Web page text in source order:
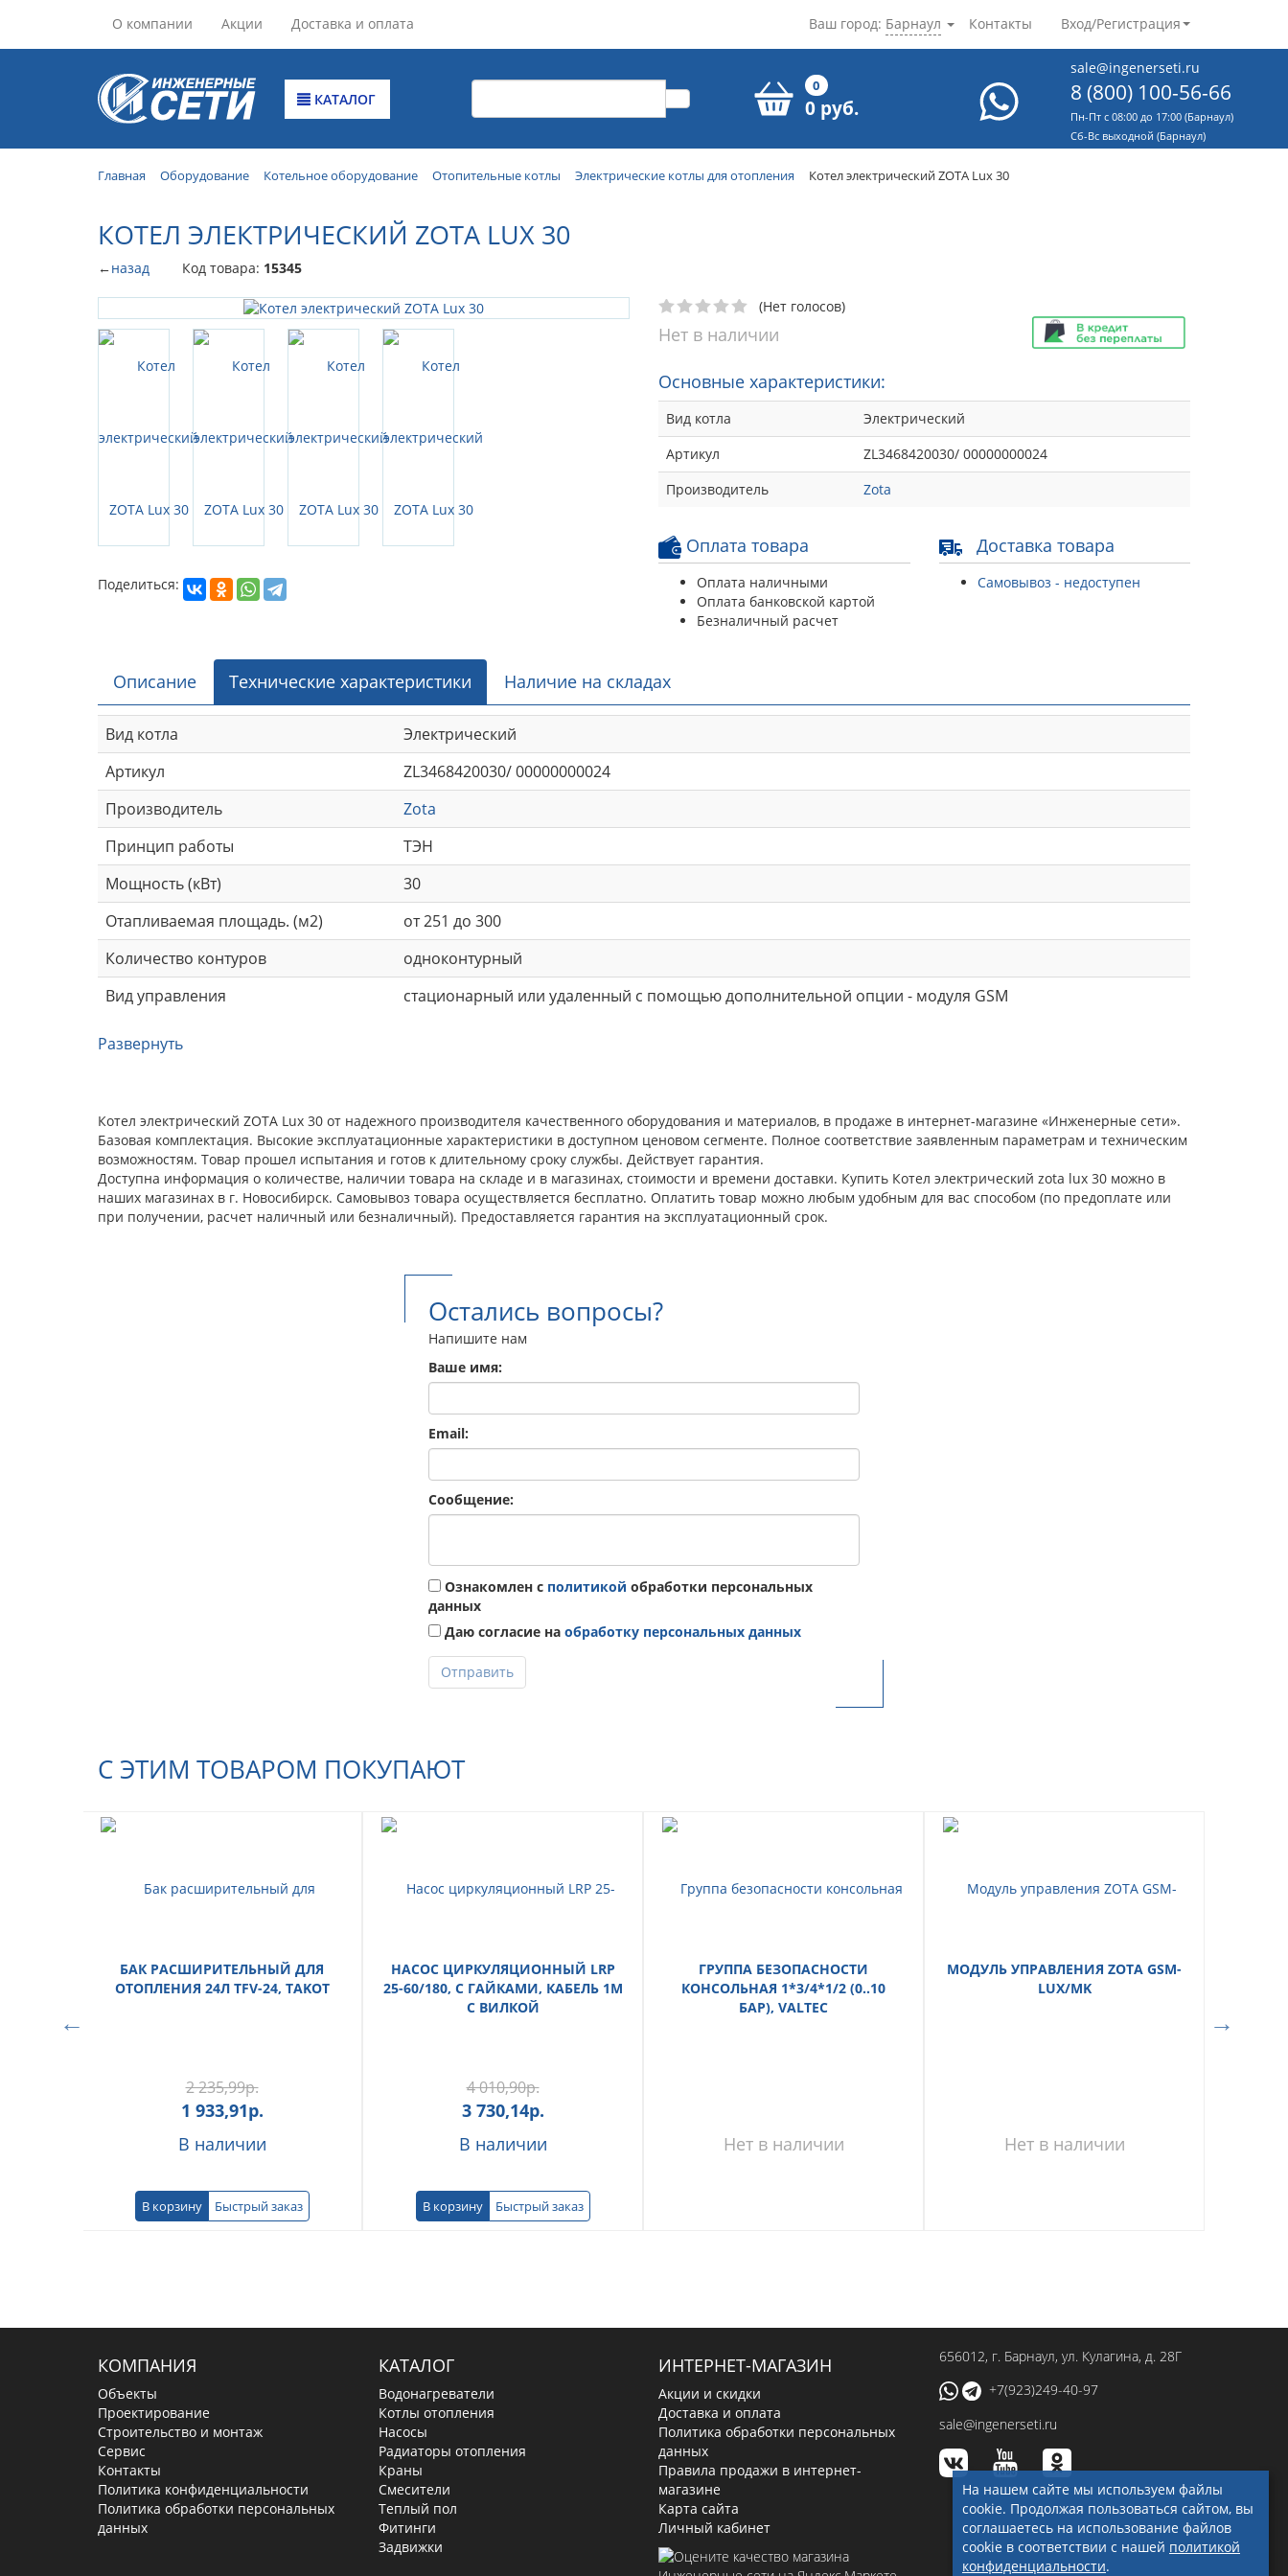
О компании Акции Доставка и оплата Контакты Вход/Регистрация
Ваш город: Барнаул
КАТАЛОГ
0
0 руб.
sale@ingenerseti.ru
8 (800) 100-56-66
Пн-Пт с 08:00 до 17:00 (Барнаул)
Cб-Вс выходной (Барнаул)
Главная Оборудование Котельное оборудование Отопительные котлы Электрические котлы для отопления Котел электрический ZOTA Lux 30
КОТЕЛ ЭЛЕКТРИЧЕСКИЙ ZOTA LUX 30
←назад Код товара: 15345
Поделиться:
(Нет голосов)
Нет в наличии
Основные характеристики:
Вид котла
Электрический
Артикул
ZL3468420030/ 00000000024
Производитель
Zota
Оплата товара
Оплата наличными
Оплата банковской картой
Безналичный расчет
Доставка товара
Самовывоз - недоступен
Описание Технические характеристики Наличие на складах
Вид котла
Электрический
Артикул
ZL3468420030/ 00000000024
Производитель
Zota
Принцип работы
ТЭН
Мощность (кВт)
30
Отапливаемая площадь. (м2)
от 251 до 300
Количество контуров
одноконтурный
Вид управления
стационарный или удаленный с помощью дополнительной опции - модуля GSM
Развернуть
Котел электрический ZOTA Lux 30 от надежного производителя качественного оборудования и материалов, в продаже в интернет-магазине «Инженерные сети».
Базовая комплектация. Высокие эксплуатационные характеристики в доступном ценовом сегменте. Полное соответствие заявленным параметрам и техническим
возможностям. Товар прошел испытания и готов к длительному сроку службы. Действует гарантия.
Доступна информация о количестве, наличии товара на складе и в магазинах, стоимости и времени доставки. Купить Котел электрический zota lux 30 можно в
наших магазинах в г. Новосибирск. Самовывоз товара осуществляется бесплатно. Оплатить товар можно любым удобным для вас способом (по предоплате или
при получении, расчет наличный или безналичный). Предоставляется гарантия на эксплуатационный срок.
Остались вопросы?
Напишите нам
Ваше имя:
Email:
Сообщение:
Ознакомлен с политикой обработки персональных
данных
Даю согласие на обработку персональных данных
Отправить
С ЭТИМ ТОВАРОМ ПОКУПАЮТ
БАК РАСШИРИТЕЛЬНЫЙ ДЛЯ
ОТОПЛЕНИЯ 24Л TFV-24, TAKOT
2 235,99р.
1 933,91р.
В наличии
В корзину Быстрый заказ
НАСОС ЦИРКУЛЯЦИОННЫЙ LRP
25-60/180, С ГАЙКАМИ, КАБЕЛЬ 1М
С ВИЛКОЙ
4 010,90р.
3 730,14р.
В наличии
В корзину Быстрый заказ
ГРУППА БЕЗОПАСНОСТИ
КОНСОЛЬНАЯ 1*3/4*1/2 (0..10
БАР), VALTEC
Нет в наличии
МОДУЛЬ УПРАВЛЕНИЯ ZOTA GSM-
LUX/MK
Нет в наличии
КОМПАНИЯ
Объекты
Проектирование
Строительство и монтаж
Сервис
Контакты
Политика конфиденциальности
Политика обработки персональных
данных
КАТАЛОГ
Водонагреватели
Котлы отопления
Насосы
Радиаторы отопления
Краны
Смесители
Теплый пол
Фитинги
Задвижки
ИНТЕРНЕТ-МАГАЗИН
Акции и скидки
Доставка и оплата
Политика обработки персональных
данных
Правила продажи в интернет-
магазине
Карта сайта
Личный кабинет
656012, г. Барнаул, ул. Кулагина, д. 28Г
+7(923)249-40-97
sale@ingenerseti.ru
На нашем сайте мы используем файлы
cookie. Продолжая пользоваться сайтом, вы
соглашаетесь на использование файлов
cookie в соответствии с нашей политикой
конфиденциальности.